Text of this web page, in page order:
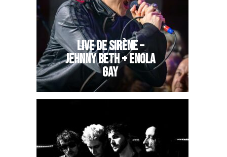
LIVE DE SIRÈNE –
JEHNNY BETH + ENOLA
GAY